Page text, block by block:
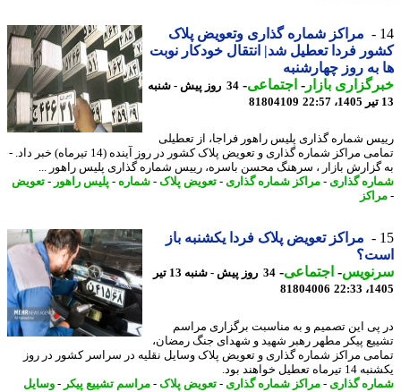
مراکز شماره گذاری وتعویض پلاک
فردا تعطیل شد| انتقال خودکار نوبت
روز چهارشنبه
بازار- اجتماعی-
34 روز پیش - شنبه
81804109
شماره گذاری پلیس راهور فراجا، از تعطیلی
تمامی مراکز شماره گذاری و تعویض پلاک کشور در روز آینده (14 تیرماه) خبر داد. -
بازار ، سرهنگ محسن باسره، رییس شماره گذاری پلیس راهور ...
گذاری- مراکز شماره گذاری- تعویض پلاک -شماره-پلیس راهور -تعویض
مراکز تعویض پلاک فردا یکشنبه باز
-اجتماعی-
34 روز پیش - شنبه 13 تیر
81804006
این تصمیم و به مناسبت برگزاری مراسم
پیکر مطهر رهبر شهید و شهدای جنگ رمضان،
مراکز شماره گذاری و تعویض پلاک وسایل نقلیه در سراسر کشور در روز
تعطیل خواهند بود.
گذاری- مراکز شماره گذاری- تعویض پلاک -مراسم تشییع پیکر -وسایل